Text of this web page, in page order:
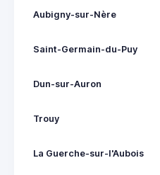
Aubigny-sur-Nère
Saint-Germain-du-Puy
Dun-sur-Auron
Trouy
La Guerche-sur-l'Aubois